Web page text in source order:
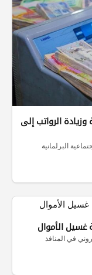
الرواتب إلى
البرلمانية
غسيل الأموال
في المنافذ